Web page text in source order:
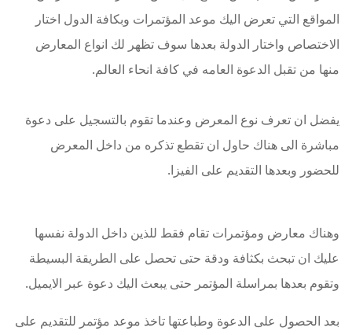
المواقع التي تعرض اليك موعد المؤتمرات وبكافة الدول اختار
الاختصاص واختار الدولة بعدها سوف تظهر لك انواع المعارض
منها من تقبل الدعوة العامه في كافة انحاء العالم.
يفضل ان تعرف نوع المعرض وعندما تقوم بالتسجيل على دعوة
مباشرة الى هناك حاول ان تقطع تذكره من داخل المعرض
للحضور وبعدها التقديم على الفيزا.
وهناك معارض ومؤتمرات تقام فقط للذين داخل الدولة نفسها
عليك ان تبحث بكثافة ودقة حتى تحصل على الطريقة البسيطة
وتقوم بعدها بمراسلة المؤتمر حتى يبعث اليك دعوة عبر الايميل.
بعد الحصول على الدعوة وطباعتها تاخذ موعد مؤتمر للتقديم على